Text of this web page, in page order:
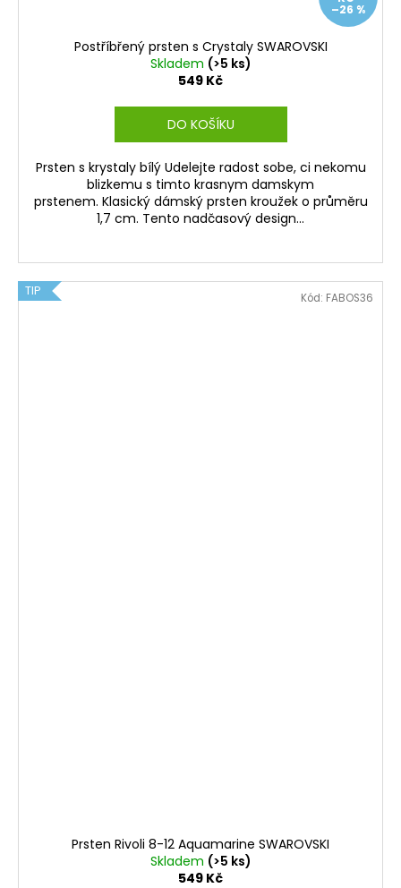
–26 %
Postříbřený prsten s Crystaly SWAROVSKI
Skladem (>5 ks)
549 Kč
DO KOŠÍKU
Prsten s krystaly bílý Udelejte radost sobe, ci nekomu
blizkemu s timto krasnym damskym
prstenem. Klasický dámský prsten kroužek o průměru
1,7 cm. Tento nadčasový design...
TIP
Prsten Rivoli 8-12 Aquamarine SWAROVSKI
Skladem (>5 ks)
549 Kč
Kód: FABOS36